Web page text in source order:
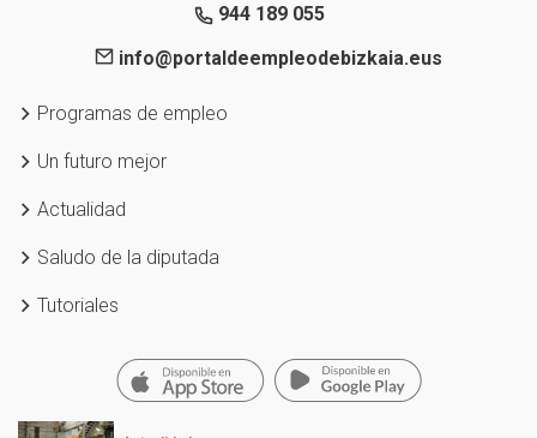
944 189 055
info@portaldeempleodebizkaia.eus
Programas de empleo
Un futuro mejor
Actualidad
Saludo de la diputada
Tutoriales